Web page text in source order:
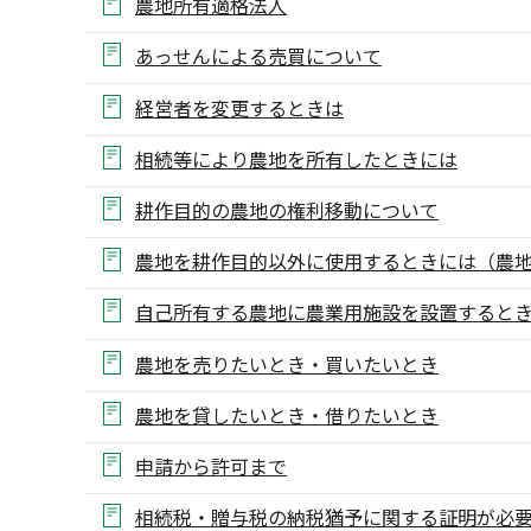
あっせんによる売買について
経営者を変更するときは
相続等により農地を所有したときには
耕作目的の農地の権利移動について
農地を耕作目的以外に使用するときには（農地
自己所有する農地に農業用施設を設置すると
農地を売りたいとき・買いたいとき
農地を貸したいとき・借りたいとき
申請から許可まで
相続税・贈与税の納税猶予に関する証明が必